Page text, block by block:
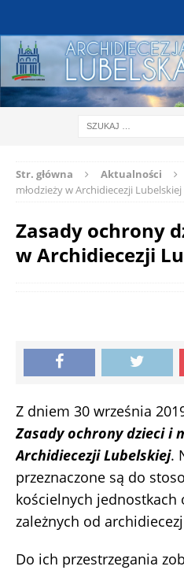
Str. główna Aktualności
młodzieży w Archidiecezji Lubelskiej
Zasady ochrony
w Archidiecezji
Z dniem 30 września
Zasady ochrony dzieci i
Archidiecezji Lubelskiej.
przeznaczone są do
kościelnych jednostkach
zależnych od
Do ich przestrzegania